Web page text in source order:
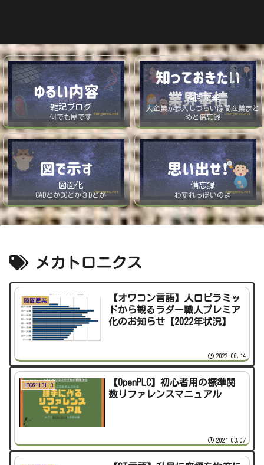
雑記ブログ
何でも屋です
隙間産業
大企業が参入しづらい隙間産業まと
めと備忘録
図面化
CADとかCGとか３Dとか
備忘録
わすれっぽいのよ
メカトロニクス
隙間産業
【オワコン言語】人口ピラミッ
ドから観るラダー職人プレミア
化のお知らせ【2022年状況】
2022.06.14
IEC61131-3
【OpenPLC】初心者用の標準関
数リファレンスマニュアル
2021.03.07